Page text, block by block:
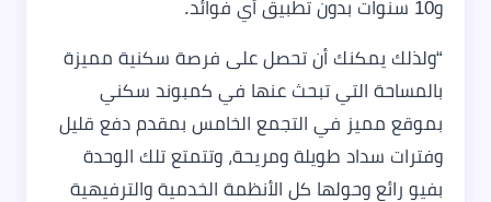
و10 سنوات بدون تطبيق أي فوائد.
“ولذلك يمكنك أن تحصل على فرصة سكنية مميزة
بالمساحة التي تبحث عنها في كمبوند سكني
بموقع مميز في التجمع الخامس بمقدم دفع قليل
وفترات سداد طويلة ومريحة، وتتمتع تلك الوحدة
بفيو رائع وحولها كل الأنظمة الخدمية والترفيهية